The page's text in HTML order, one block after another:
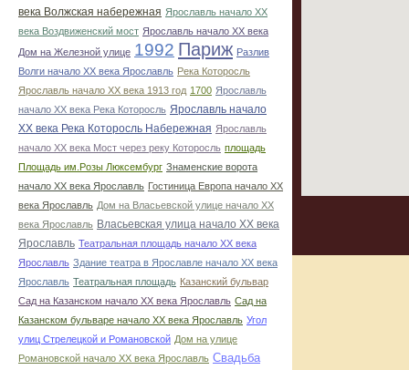
века Волжская набережная Ярославль начало ХХ
века Воздвиженский мост Ярославль начало ХХ века
Дом на Железной улице 1992 Париж Разлив
Волги начало ХХ века Ярославль Река Которосль
Ярославль начало ХХ века 1913 год 1700 Ярославль
начало ХХ века Река Которосль Ярославль начало
ХХ века Река Которосль Набережная Ярославль
начало ХХ века Мост через реку Которосль площадь
Площадь им.Розы Люксембург Знаменские ворота
начало ХХ века Ярославль Гостиница Европа начало ХХ
века Ярославль Дом на Власьевской улице начало ХХ
века Ярославль Власьевская улица начало ХХ века
Ярославль Театральная площадь начало ХХ века
Ярославль Здание театра в Ярославле начало ХХ века
Ярославль Театральная площадь Казанский бульвар
Сад на Казанском начало ХХ века Ярославль Сад на
Казанском бульваре начало ХХ века Ярославль Угол
улиц Стрелецкой и Романовской Дом на улице
Романовской начало ХХ века Ярославль Свадьба